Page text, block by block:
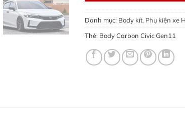
Danh mục: Body kít, Phụ kiện xe
Thẻ: Body Carbon Civic Gen11